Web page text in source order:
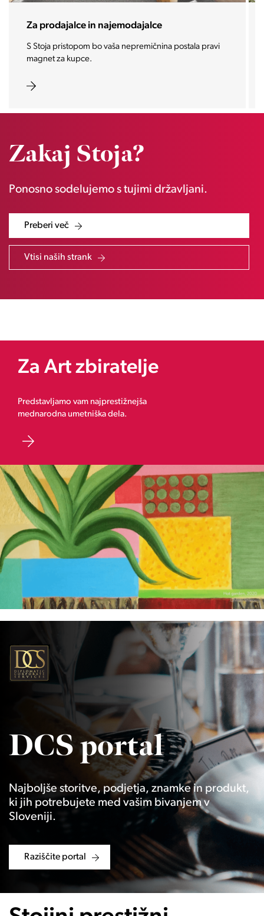
Za investitorje
Vašo investicijo ponesemo med najbolj iskane in
zaželene nepremičnine prihodnosti.
Zakaj Stoja?
Ponosno sodelujemo s tujimi državljani.
Preberi več
Vtisi naših strank
Za Art zbiratelje
Predstavljamo vam najprestižnejša
mednarodna umetniška dela.
DCS portal
Najboljše storitve, podjetja, znamke in produkt,
ki jih potrebujete med vašim bivanjem v
Sloveniji.
Raziščite portal